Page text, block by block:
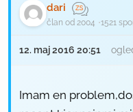
dari
član od 2004 1521
12. maj 2016 20:51
Imam en